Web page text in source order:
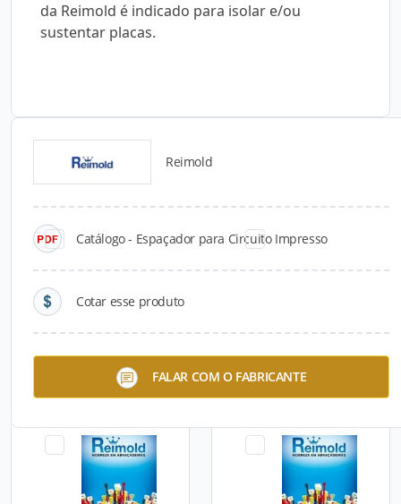
da Reimold é indicado para isolar e/ou
sustentar placas.
Reimold
Catálogo - Espaçador para Circuito Impresso
Cotar esse produto
FALAR COM O FABRICANTE
Catálogos para Download
Impresso